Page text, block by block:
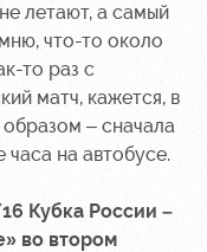
летают, а самый
что-то около
то раз с
матч, кажется, в
– сначала
на автобусе.
Кубка России –
во втором